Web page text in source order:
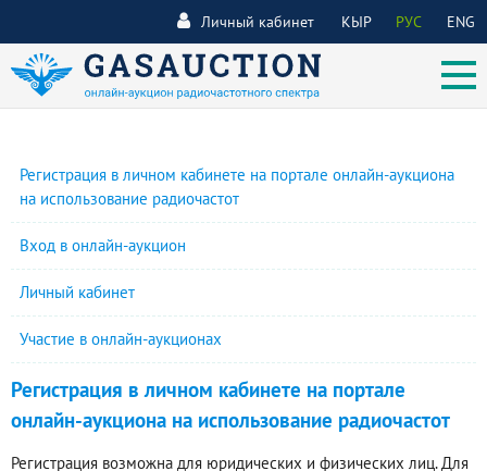
КЫР РУС ENG
Личный кабинет
Регистрация в личном кабинете на портале онлайн-аукциона
на использование радиочастот
Вход в онлайн-аукцион
Личный кабинет
Участие в онлайн-аукционах
Регистрация в личном кабинете на портале
онлайн-аукциона на использование радиочастот
Регистрация возможна для юридических и физических лиц. Для